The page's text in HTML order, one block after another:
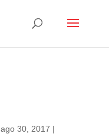
ago 30, 2017 |